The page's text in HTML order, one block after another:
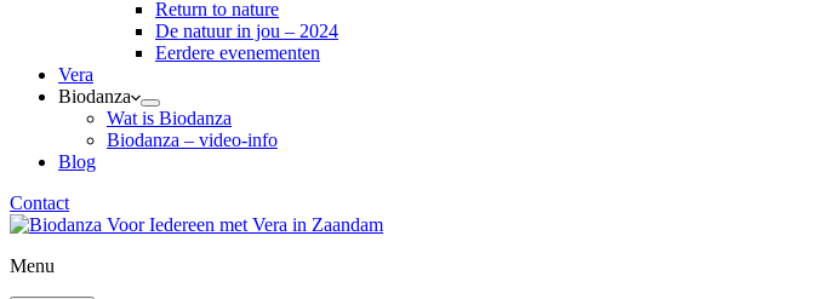
Return to nature
De natuur in jou – 2024
Eerdere evenementen
Vera
Biodanza
Wat is Biodanza
Biodanza – video-info
Blog
Contact
Menu